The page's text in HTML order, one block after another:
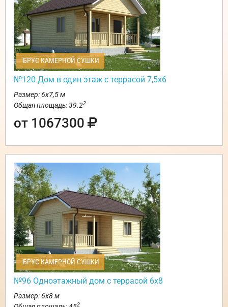
БРУС КАМЕРНОЙ СУШКИ
№120 Дом в один этаж с террасой 7,5х6
Размер: 6х7,5 м
Общая площадь: 39.22
от 1067300
БРУС КАМЕРНОЙ СУШКИ
№96 Одноэтажный дом с террасой 6х8
Размер: 6х8 м
2